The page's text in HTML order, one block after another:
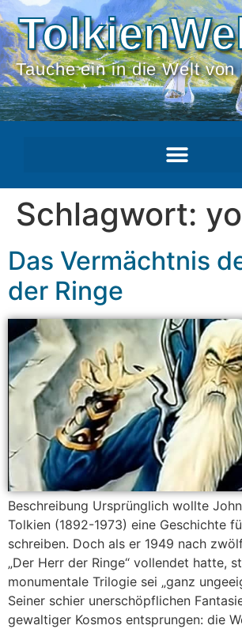
Tauche ein in die Welt von
Schlagwort:
Das Vermächtnis
der Ringe
Beschreibung Ursprünglich wollte
Tolkien (1892-1973) eine Geschichte
schreiben. Doch als er 1949 nach
„Der Herr der Ringe“ vollendet hatte,
monumentale Trilogie sei „ganz
Seiner schier unerschöpflichen
gewaltiger Kosmos entsprungen: die